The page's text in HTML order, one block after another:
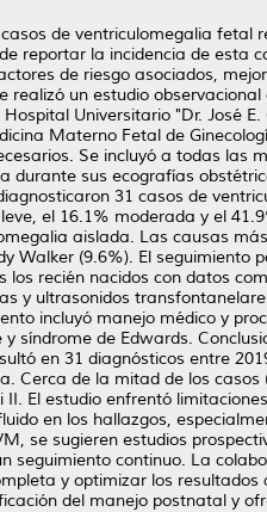
de ventriculomegalia fetal
reportar la incidencia de
de riesgo asociados,
un estudio
Universitario "Dr. José
Materno Fetal de
Se incluyó a todas las
durante sus ecografías
31 casos de
el 16.1% moderada y el
aislada. Las causas
Walker (9.6%). El
los recién nacidos con datos
y ultrasonidos
incluyó manejo médico y
síndrome de Edwards.
en 31 diagnósticos entre
Cerca de la mitad de los
El estudio enfrentó
en los hallazgos,
se sugieren estudios
seguimiento continuo. La
y optimizar los
del manejo postnatal y